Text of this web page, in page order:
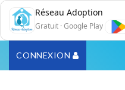
Réseau Adoption
Gratuit · Google Play
CONNEXION